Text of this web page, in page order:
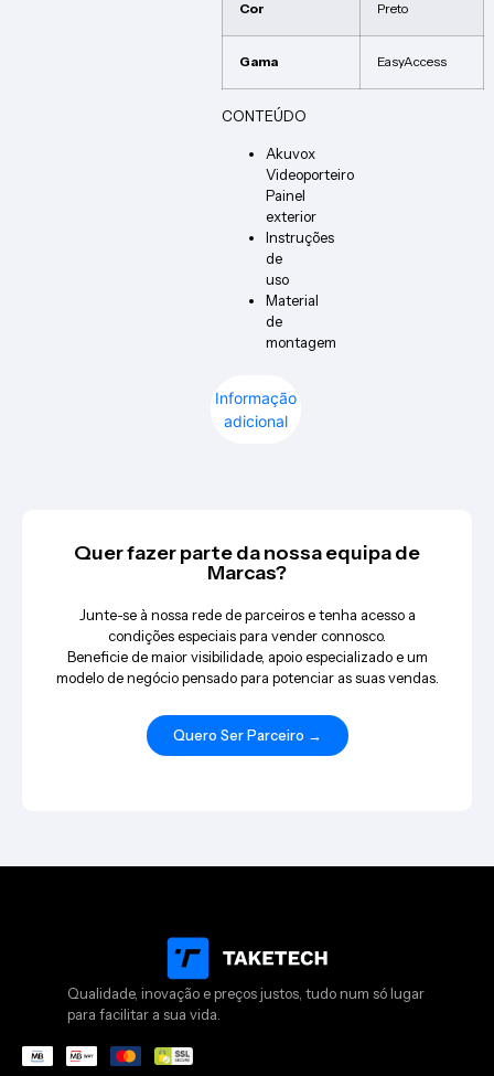
Informação
adicional
Cor Preto
Gama EasyAccess
CONTEÚDO
Akuvox
Videoporteiro
Painel
exterior
Instruções
de
uso
Material
de
montagem
Quer fazer parte da nossa equipa de
Marcas?
Junte-se à nossa rede de parceiros e tenha acesso a
condições especiais para vender connosco.
Beneficie de maior visibilidade, apoio especializado e um
modelo de negócio pensado para potenciar as suas vendas.
Quero Ser Parceiro →
Qualidade, inovação e preços justos, tudo num só lugar
para facilitar a sua vida.